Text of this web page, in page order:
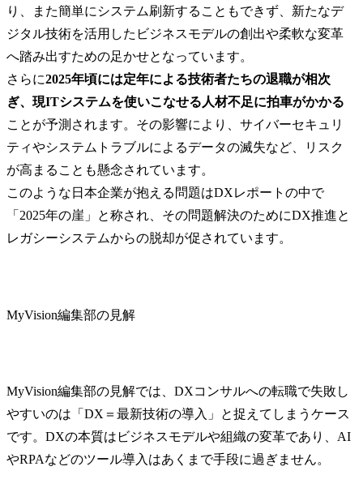
り、また簡単にシステム刷新することもできず、新たなデ
ジタル技術を活用したビジネスモデルの創出や柔軟な変革
へ踏み出すための足かせとなっています。
さらに2025年頃には定年による技術者たちの退職が相次
ぎ、現ITシステムを使いこなせる人材不足に拍車がかかる
ことが予測されます。その影響により、サイバーセキュリ
ティやシステムトラブルによるデータの滅失など、リスク
が高まることも懸念されています。
このような日本企業が抱える問題はDXレポートの中で
「2025年の崖」と称され、その問題解決のためにDX推進と
レガシーシステムからの脱却が促されています。
MyVision編集部の見解
MyVision編集部の見解では、DXコンサルへの転職で失敗し
やすいのは「DX＝最新技術の導入」と捉えてしまうケース
です。DXの本質はビジネスモデルや組織の変革であり、AI
やRPAなどのツール導入はあくまで手段に過ぎません。